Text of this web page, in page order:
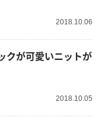
2018.10.06
クが可愛いニットが
2018.10.05